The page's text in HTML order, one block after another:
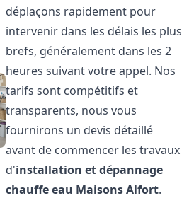
déplaçons rapidement pour
intervenir dans les délais les plus
brefs, généralement dans les 2
heures suivant votre appel. Nos
tarifs sont compétitifs et
transparents, nous vous
fournirons un devis détaillé
avant de commencer les travaux
d'installation et dépannage
chauffe eau Maisons Alfort.